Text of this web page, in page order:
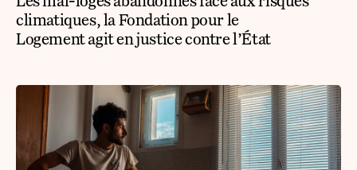
climatiques, la Fondation pour le
Logement agit en justice contre l’État